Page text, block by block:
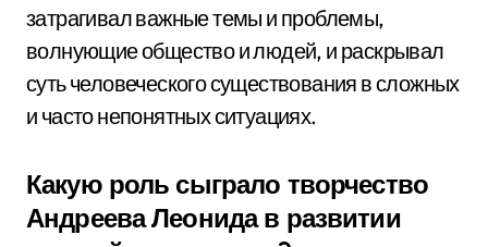
затрагивал важные темы и проблемы,
волнующие общество и людей, и раскрывал
суть человеческого существования в сложных
и часто непонятных ситуациях.
Какую роль сыграло творчество
Андреева Леонида в развитии